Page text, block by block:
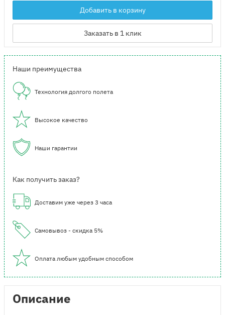
Добавить в корзину
Заказать в 1 клик
Наши преимущества
Технология долгого полета
Высокое качество
Наши гарантии
Как получить заказ?
Доставим уже через 3 часа
Самовывоз - скидка 5%
Оплата любым удобным способом
Описание